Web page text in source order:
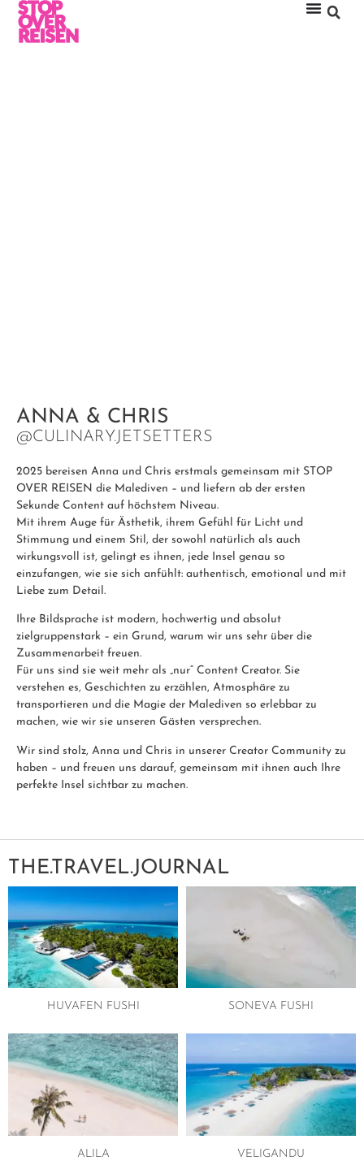
ANNA & CHRIS
@CULINARY.JETSETTERS
2025 bereisen Anna und Chris erstmals gemeinsam mit STOP
OVER REISEN die Malediven – und liefern ab der ersten
Sekunde Content auf höchstem Niveau.
Mit ihrem Auge für Ästhetik, ihrem Gefühl für Licht und
Stimmung und einem Stil, der sowohl natürlich als auch
wirkungsvoll ist, gelingt es ihnen, jede Insel genau so
einzufangen, wie sie sich anfühlt: authentisch, emotional und mit
Liebe zum Detail.
Ihre Bildsprache ist modern, hochwertig und absolut
zielgruppenstark – ein Grund, warum wir uns sehr über die
Zusammenarbeit freuen.
Für uns sind sie weit mehr als „nur“ Content Creator. Sie
verstehen es, Geschichten zu erzählen, Atmosphäre zu
transportieren und die Magie der Malediven so erlebbar zu
machen, wie wir sie unseren Gästen versprechen.
Wir sind stolz, Anna und Chris in unserer Creator Community zu
haben – und freuen uns darauf, gemeinsam mit ihnen auch Ihre
perfekte Insel sichtbar zu machen.
THE.TRAVEL.JOURNAL
HUVAFEN FUSHI SONEVA FUSHI
ALILA VELIGANDU